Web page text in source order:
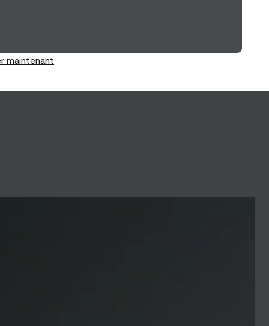
maintenant